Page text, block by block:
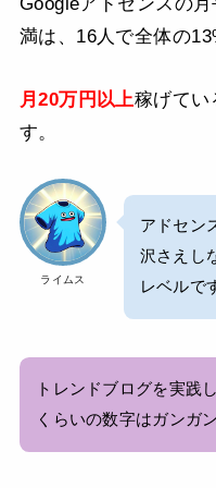
Googleアドセンスの
満は、16人で全体の
月20万円以上稼げてい
す。
ライムス
アドセン
沢さえし
レベルで
トレンドブログを実践
くらいの数字はガンガ